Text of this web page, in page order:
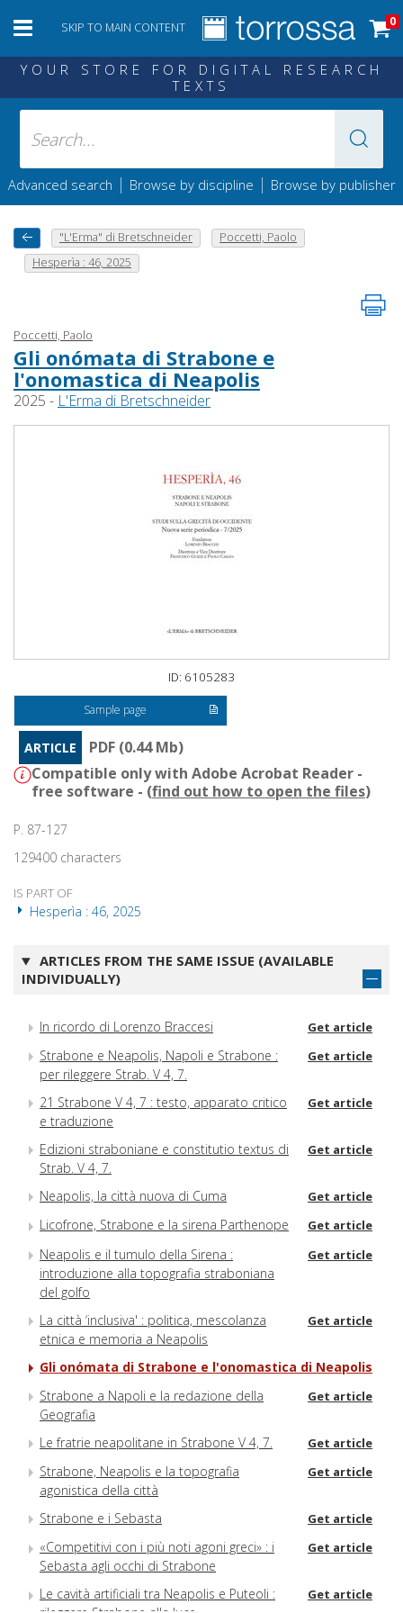
SKIP TO MAIN CONTENT 0
YOUR STORE FOR DIGITAL RESEARCH
TEXTS
Advanced search | Browse by discipline | Browse by publisher
"L'Erma" di Bretschneider
Poccetti, Paolo
Hesperìa : 46, 2025
Poccetti, Paolo
Gli onómata di Strabone e
l'onomastica di Neapolis
2025 - L'Erma di Bretschneider
ID: 6105283
Sample page
ARTICLE
PDF (0.44 Mb)
Compatible only with Adobe Acrobat Reader -
free software - (find out how to open the files)
P. 87-127
129400 characters
IS PART OF
Hesperìa : 46, 2025
ARTICLES FROM THE SAME ISSUE (AVAILABLE
INDIVIDUALLY)
In ricordo di Lorenzo Braccesi Get article
Strabone e Neapolis, Napoli e Strabone :
per rileggere Strab. V 4, 7.
Get article
21 Strabone V 4, 7 : testo, apparato critico
e traduzione
Get article
Edizioni straboniane e constitutio textus di
Strab. V 4, 7.
Get article
Neapolis, la città nuova di Cuma Get article
Licofrone, Strabone e la sirena Parthenope Get article
Neapolis e il tumulo della Sirena :
introduzione alla topografia straboniana
del golfo
Get article
La città ‘inclusiva' : politica, mescolanza
etnica e memoria a Neapolis
Get article
Gli onómata di Strabone e l'onomastica di Neapolis
Strabone a Napoli e la redazione della
Geografia
Get article
Le fratrie neapolitane in Strabone V 4, 7. Get article
Strabone, Neapolis e la topografia
agonistica della città
Get article
Strabone e i Sebasta Get article
«Competitivi con i più noti agoni greci» : i
Sebasta agli occhi di Strabone
Get article
Le cavità artificiali tra Neapolis e Puteoli :
Get article